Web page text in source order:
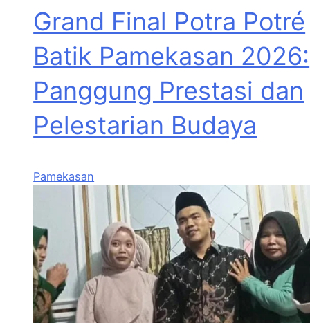
Grand Final Potra Potré
Batik Pamekasan 2026:
Panggung Prestasi dan
Pelestarian Budaya
Pamekasan